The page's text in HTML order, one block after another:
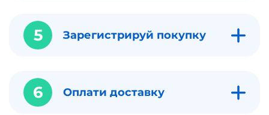
5 Зарегистрируй покупку
6 Оплати доставку